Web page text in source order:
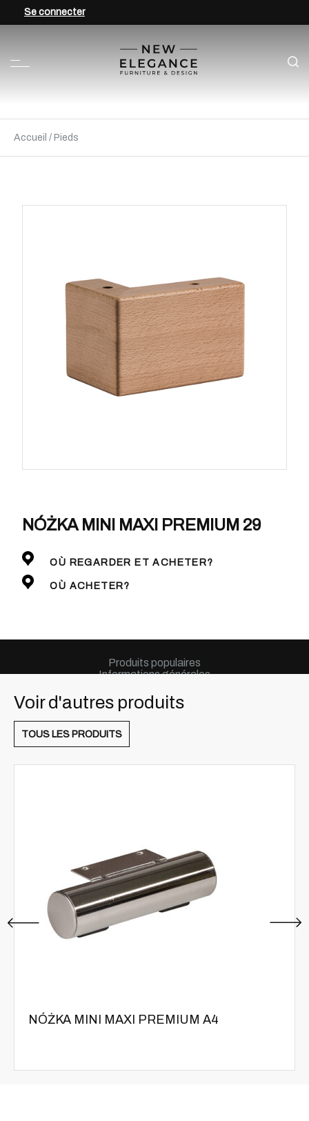
Se connecter
Accueil / Pieds
NÓŻKA MINI MAXI PREMIUM 29
OÙ REGARDER ET ACHETER?
OÙ ACHETER?
Produits populaires
Informations générales
Voir d'autres produits
TOUS LES PRODUITS
NÓŻKA MINI MAXI PREMIUM A4